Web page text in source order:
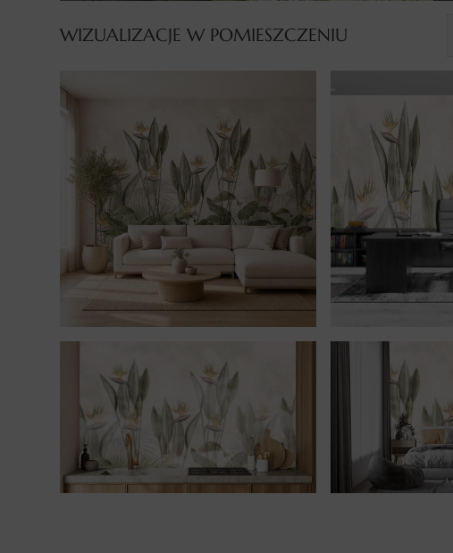
WIZUALIZACJE W POMIESZCZENIU